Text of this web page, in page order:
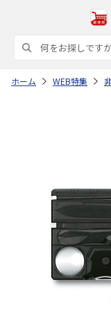
ホーム WEB特集